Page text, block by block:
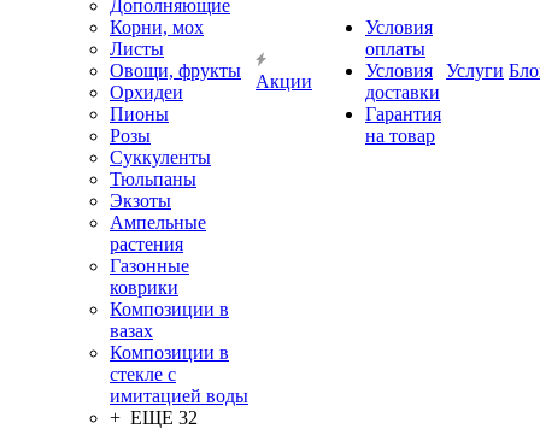
Дополняющие
Корни, мох
Листы
Овощи, фрукты
Орхидеи
Пионы
Розы
Суккуленты
Тюльпаны
Экзоты
Ампельные
растения
Газонные
коврики
Композиции в
вазах
Композиции в
стекле с
имитацией воды
+ ЕЩЕ 32
Акции
Условия
оплаты
Условия
доставки
Гарантия
на товар
Услуги